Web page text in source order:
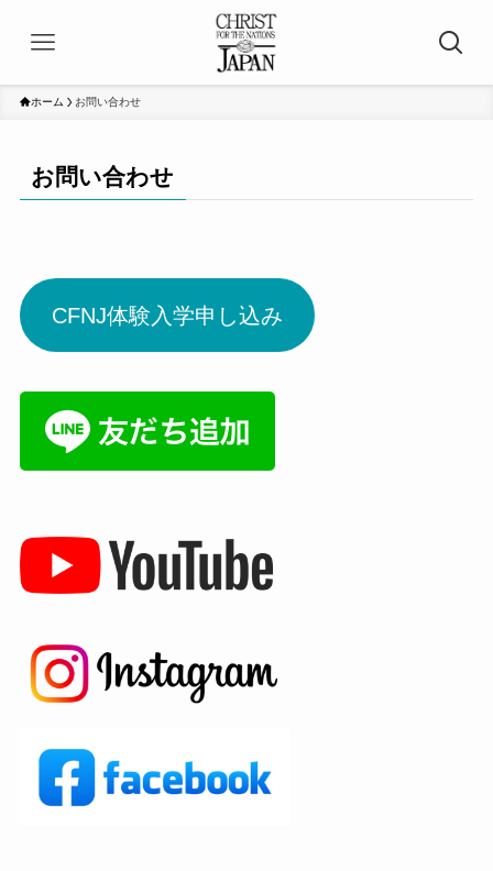
ホーム お問い合わせ
お問い合わせ
CFNJ体験入学申し込み